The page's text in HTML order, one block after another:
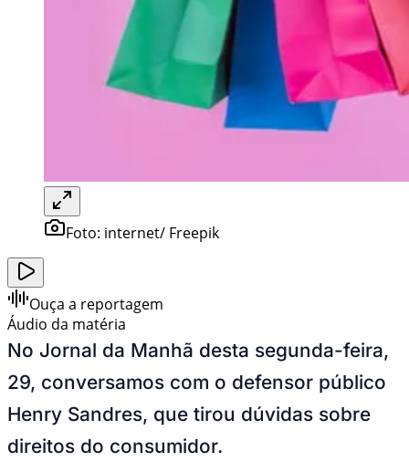
Foto: internet/ Freepik
Ouça a reportagem
Áudio da matéria
No Jornal da Manhã desta segunda-feira,
29, conversamos com o defensor público
Henry Sandres, que tirou dúvidas sobre
direitos do consumidor.